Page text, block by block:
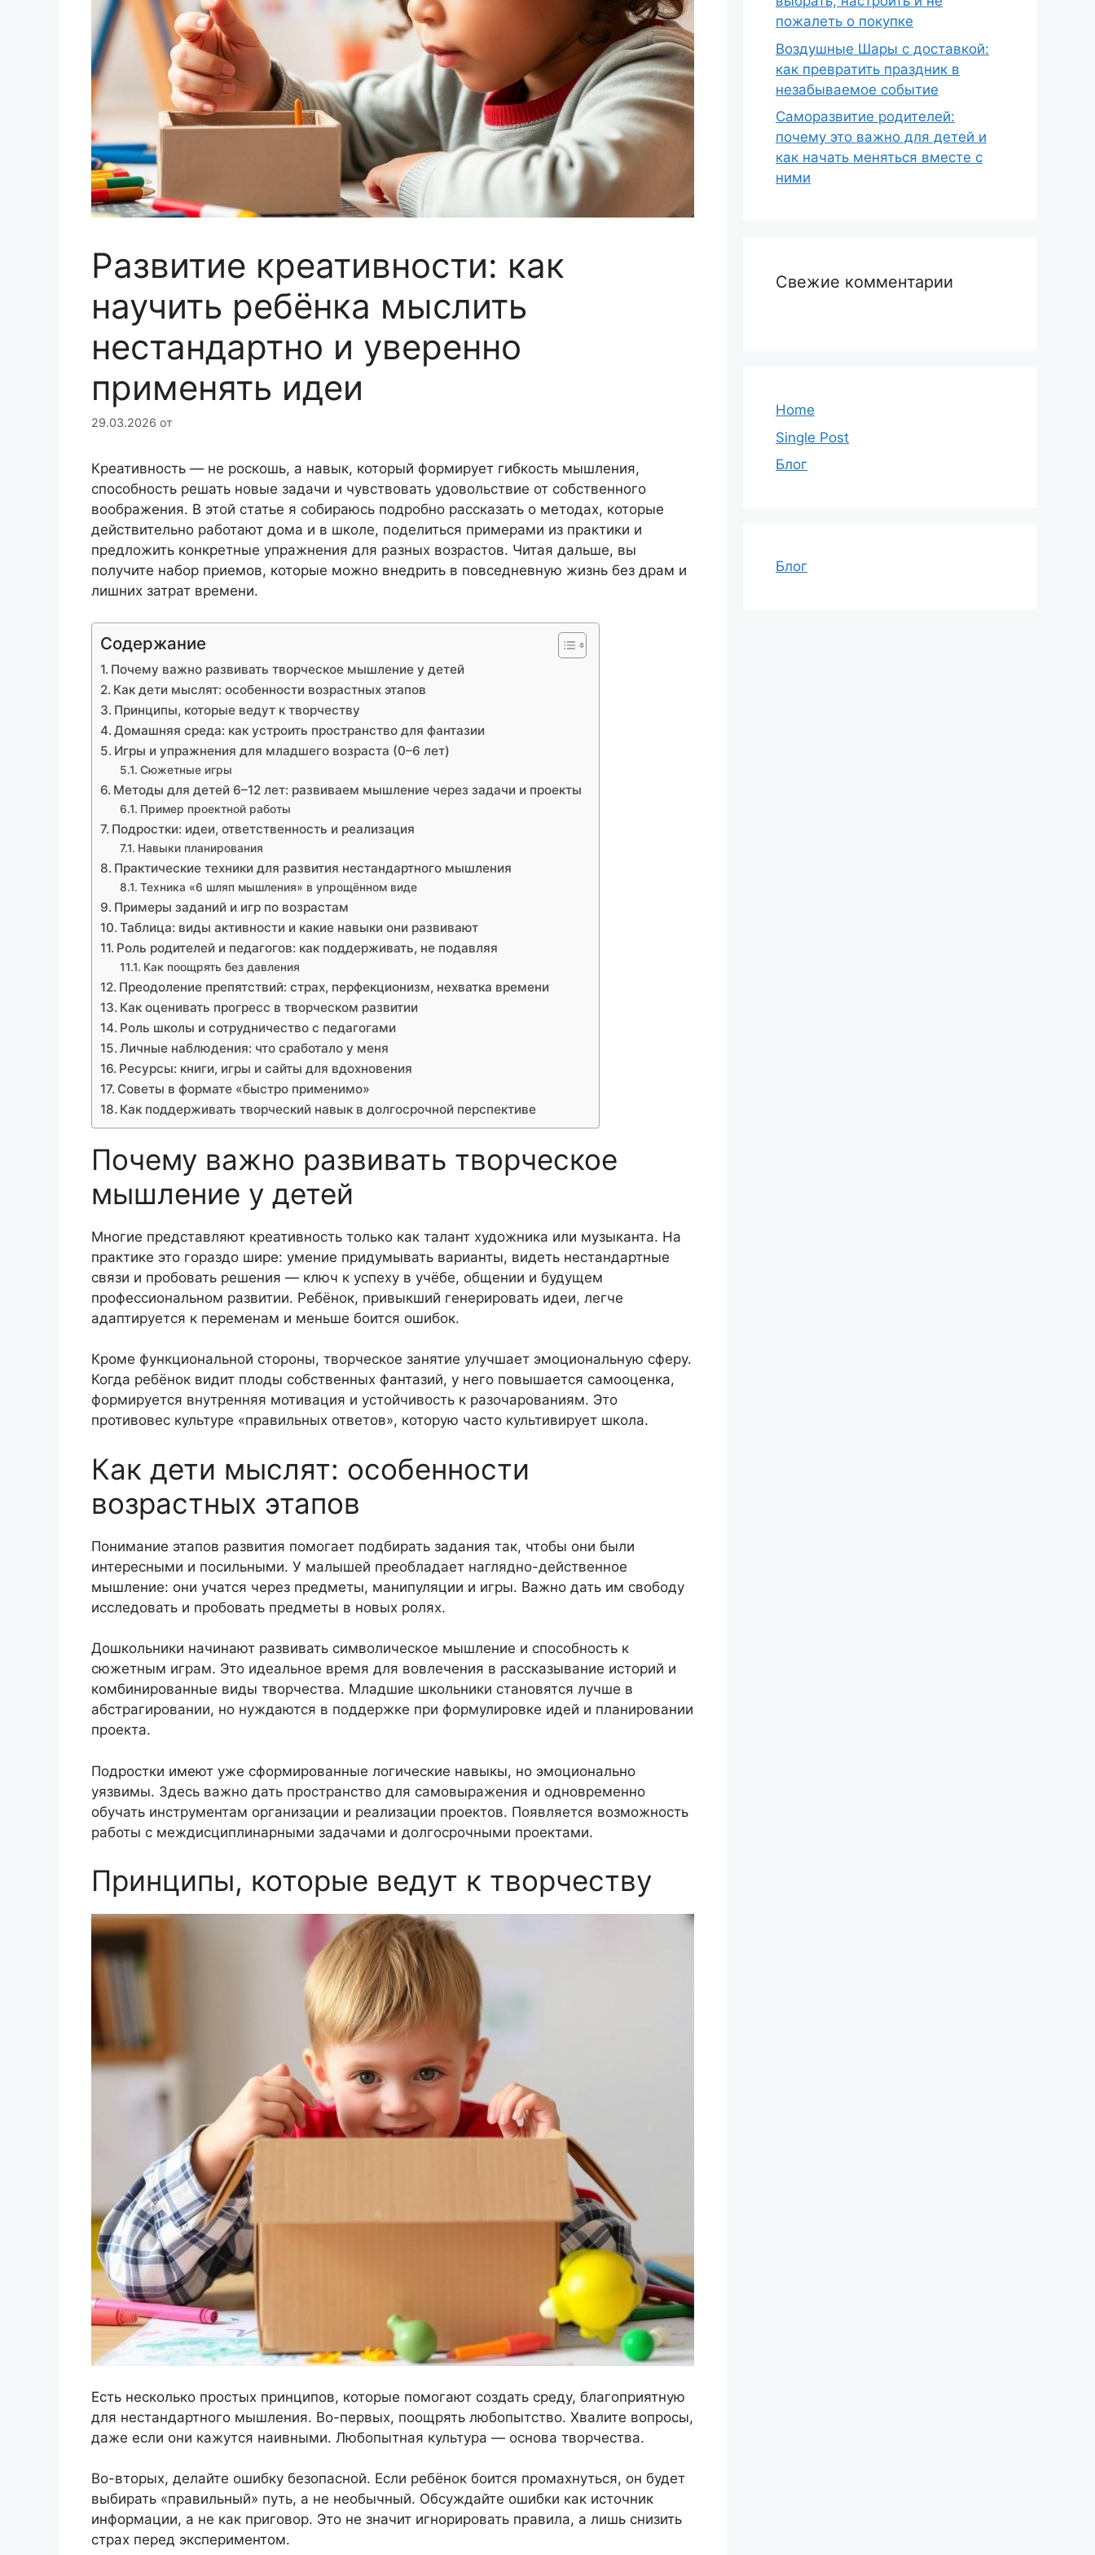
Развитие креативности: как
научить ребёнка мыслить
нестандартно и уверенно
применять идеи
29.03.2026 от
Креативность — не роскошь, а навык, который формирует гибкость мышления,
способность решать новые задачи и чувствовать удовольствие от собственного
воображения. В этой статье я собираюсь подробно рассказать о методах, которые
действительно работают дома и в школе, поделиться примерами из практики и
предложить конкретные упражнения для разных возрастов. Читая дальше, вы
получите набор приемов, которые можно внедрить в повседневную жизнь без драм и
лишних затрат времени.
Содержание
Почему важно развивать творческое мышление у детей
Как дети мыслят: особенности возрастных этапов
Принципы, которые ведут к творчеству
Домашняя среда: как устроить пространство для фантазии
Игры и упражнения для младшего возраста (0–6 лет)
Сюжетные игры
Методы для детей 6–12 лет: развиваем мышление через задачи и проекты
Пример проектной работы
Подростки: идеи, ответственность и реализация
Навыки планирования
Практические техники для развития нестандартного мышления
Техника «6 шляп мышления» в упрощённом виде
Примеры заданий и игр по возрастам
Таблица: виды активности и какие навыки они развивают
Роль родителей и педагогов: как поддерживать, не подавляя
Как поощрять без давления
Преодоление препятствий: страх, перфекционизм, нехватка времени
Как оценивать прогресс в творческом развитии
Роль школы и сотрудничество с педагогами
Личные наблюдения: что сработало у меня
Ресурсы: книги, игры и сайты для вдохновения
Советы в формате «быстро применимо»
Как поддерживать творческий навык в долгосрочной перспективе
Почему важно развивать творческое
мышление у детей
Многие представляют креативность только как талант художника или музыканта. На
практике это гораздо шире: умение придумывать варианты, видеть нестандартные
связи и пробовать решения — ключ к успеху в учёбе, общении и будущем
профессиональном развитии. Ребёнок, привыкший генерировать идеи, легче
адаптируется к переменам и меньше боится ошибок.
Кроме функциональной стороны, творческое занятие улучшает эмоциональную сферу.
Когда ребёнок видит плоды собственных фантазий, у него повышается самооценка,
формируется внутренняя мотивация и устойчивость к разочарованиям. Это
противовес культуре «правильных ответов», которую часто культивирует школа.
Как дети мыслят: особенности
возрастных этапов
Понимание этапов развития помогает подбирать задания так, чтобы они были
интересными и посильными. У малышей преобладает наглядно-действенное
мышление: они учатся через предметы, манипуляции и игры. Важно дать им свободу
исследовать и пробовать предметы в новых ролях.
Дошкольники начинают развивать символическое мышление и способность к
сюжетным играм. Это идеальное время для вовлечения в рассказывание историй и
комбинированные виды творчества. Младшие школьники становятся лучше в
абстрагировании, но нуждаются в поддержке при формулировке идей и планировании
проекта.
Подростки имеют уже сформированные логические навыкы, но эмоционально
уязвимы. Здесь важно дать пространство для самовыражения и одновременно
обучать инструментам организации и реализации проектов. Появляется возможность
работы с междисциплинарными задачами и долгосрочными проектами.
Принципы, которые ведут к творчеству
Есть несколько простых принципов, которые помогают создать среду, благоприятную
для нестандартного мышления. Во-первых, поощрять любопытство. Хвалите вопросы,
даже если они кажутся наивными. Любопытная культура — основа творчества.
Во-вторых, делайте ошибку безопасной. Если ребёнок боится промахнуться, он будет
выбирать «правильный» путь, а не необычный. Обсуждайте ошибки как источник
информации, а не как приговор. Это не значит игнорировать правила, а лишь снизить
страх перед экспериментом.
пожалеть о покупке
Воздушные Шары с доставкой:
как превратить праздник в
незабываемое событие
Саморазвитие родителей:
почему это важно для детей и
как начать меняться вместе с
ними
Свежие комментарии
Home
Single Post
Блог
Блог